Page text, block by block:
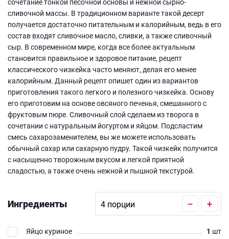
сливочной массы. В традиционном варианте такой десерт
получается достаточно питательным и калорийным, ведь в его
состав входят сливочное масло, сливки, а также сливочный
сыр. В современном мире, когда все более актуальным
становится правильное и здоровое питание, рецепт
классического чизкейка часто меняют, делая его менее
калорийным. Данный рецепт опишет один из вариантов
приготовления такого легкого и полезного чизкейка. Основу
его приготовим на основе овсяного печенья, смешанного с
фруктовым пюре. Сливочный слой сделаем из творога в
сочетании с натуральным йогуртом и яйцом. Подсластим
смесь сахарозаменителем, вы же можете использовать
обычный сахар или сахарную пудру. Такой чизкейк получится
с насыщенно творожным вкусом и легкой приятной
сладостью, а также очень нежной и пышной текстурой.
Ингредиенты – +
Яйцо куриное 1 шт